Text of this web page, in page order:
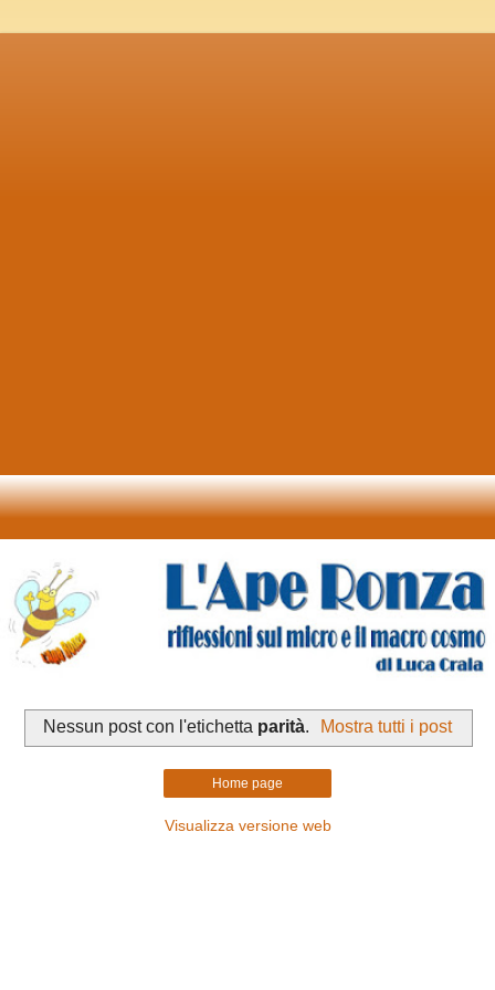
Nessun post con l'etichetta parità. Mostra tutti i post
Home page
Visualizza versione web